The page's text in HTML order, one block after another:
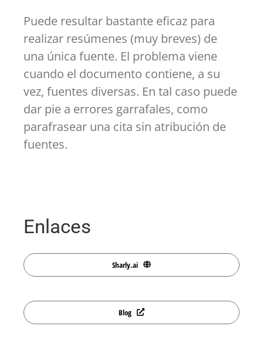
Puede resultar bastante eficaz para
realizar resúmenes (muy breves) de
una única fuente. El problema viene
cuando el documento contiene, a su
vez, fuentes diversas. En tal caso puede
dar pie a errores garrafales, como
parafrasear una cita sin atribución de
fuentes.
Enlaces
Sharly.ai
Blog